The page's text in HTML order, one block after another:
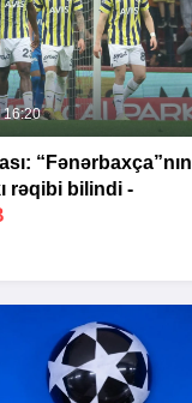
“Fənərbaxça”nın
rəqibi bilindi -